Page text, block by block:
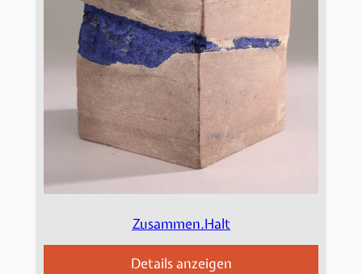
Zusammen.Halt
Details anzeigen